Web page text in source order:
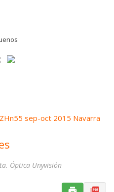
ZHn55 sep-oct 2015 Navarra
Óptica Unyvisión